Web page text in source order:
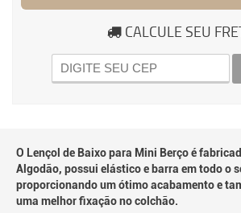
CALCULE SEU
O Lençol de Baixo para Mini Berço é
Algodão, possui elástico e barra em todo o
proporcionando um ótimo acabamento e
uma melhor fixação no colchão.